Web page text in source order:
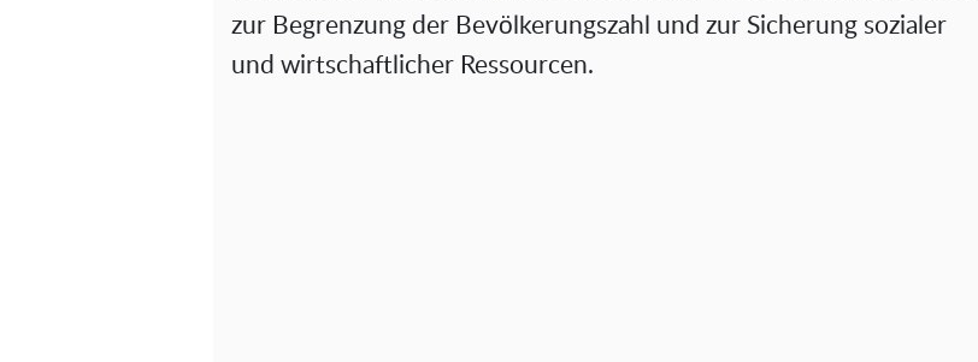
zur Begrenzung der Bevölkerungszahl und zur Sicherung sozialer
und wirtschaftlicher Ressourcen.